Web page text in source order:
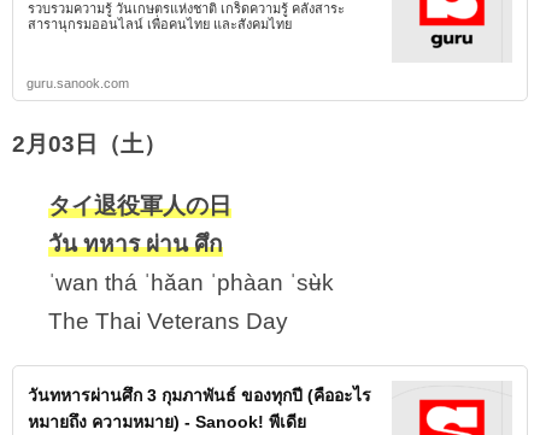
รวบรวมความรู้ วันเกษตรแห่งชาติ เกร็ดความรู้ คลังสาระ
สารานุกรมออนไลน์ เพื่อคนไทย และสังคมไทย
guru.sanook.com
2月03日（土）
タイ退役軍人の日
วัน ทหาร ผ่าน ศึก
ˈwan thá ˈhǎan ˈphàan ˈsʉ̀k
The Thai Veterans Day
วันทหารผ่านศึก 3 กุมภาพันธ์ ของทุกปี (คืออะไร
หมายถึง ความหมาย) - Sanook! พีเดีย